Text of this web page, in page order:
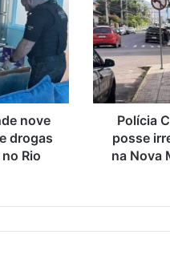
nove
drogas
Rio
mulher
por
posse
irregular
de
arma
fogo
Polícia
posse
na Nova
de veículos